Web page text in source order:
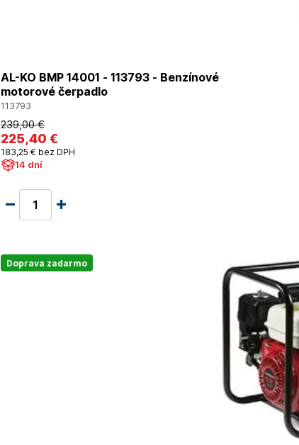
AL-KO BMP 14001 - 113793 - Benzínové
motorové čerpadlo
113793
239,00 €
225,40 €
183,25 € bez DPH
14 dní
Doprava zadarmo